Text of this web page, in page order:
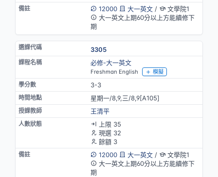
12000
大一英文/
文學院1
大一英文上期60分以上方能續修下
期
3305
必修-大一英文
Freshman English 模擬
3-3
星期一/8,9,三/8,9[A105]
王清平
上限 35
現選 32
餘額 3
12000
大一英文/
文學院1
大一英文上期60分以上方能續修下
期